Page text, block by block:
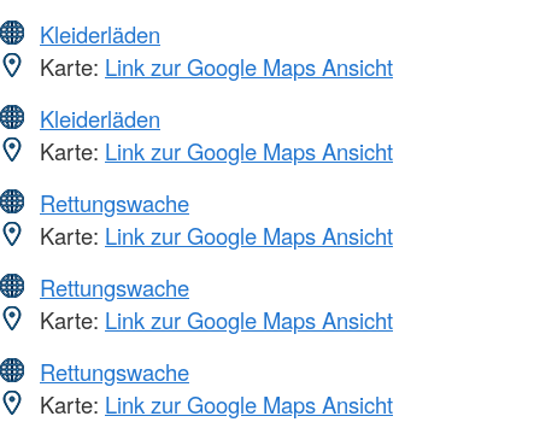
Kleiderläden
Karte: Link zur Google Maps Ansicht
Kleiderläden
Karte: Link zur Google Maps Ansicht
Rettungswache
Karte: Link zur Google Maps Ansicht
Rettungswache
Karte: Link zur Google Maps Ansicht
Rettungswache
Karte: Link zur Google Maps Ansicht